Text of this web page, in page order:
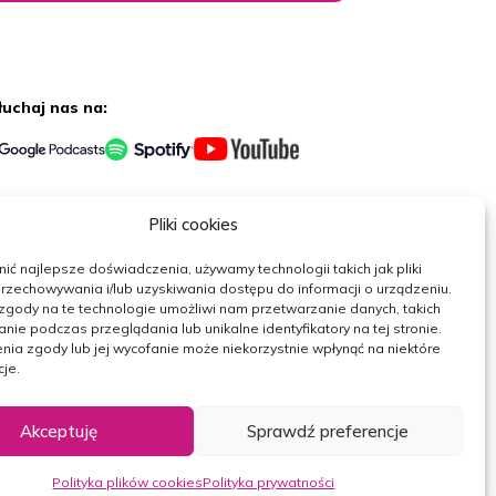
Pliki cookies
najlepsze doświadczenia, używamy technologii takich jak pliki
i/lub uzyskiwania dostępu do informacji o urządzeniu.
na te technologie umożliwi nam przetwarzanie danych, takich
podczas przeglądania lub unikalne identyfikatory na tej stronie.
zgody lub jej wycofanie może niekorzystnie wpłynąć na niektóre
Akceptuję Sprawdź preferencje
Polityka plików cookiesPolityka prywatności
nas na: